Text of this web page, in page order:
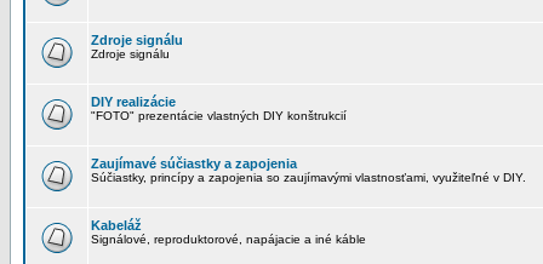
Zdroje signálu
Zdroje signálu
DIY realizácie
"FOTO" prezentácie vlastných DIY konštrukcií
Zaujímavé súčiastky a zapojenia
Súčiastky, princípy a zapojenia so zaujímavými vlastnosťami, využiteľné v DIY.
Kabeláž
Signálové, reproduktorové, napájacie a iné káble